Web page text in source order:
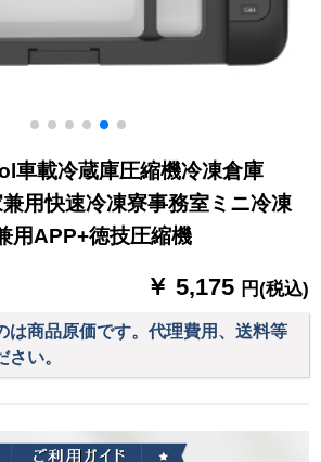
載冷蔵庫圧縮機冷凍倉庫
用快速冷凍寮事務室ミニ冷凍
用APP+徳技圧縮機
￥ 5,175 円(税込)
は商品原価です。代理費用、送料等
い。